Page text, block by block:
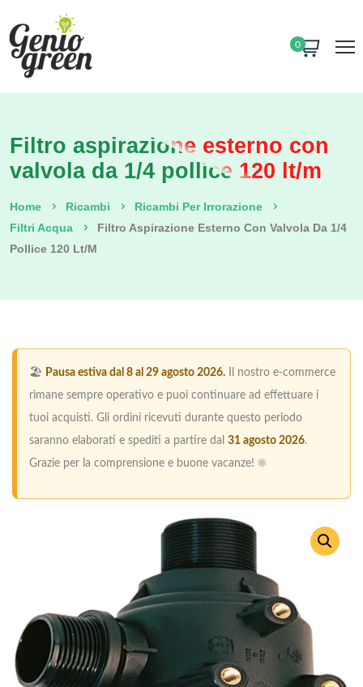
0
Filtro aspirazione esterno con
valvola da 1/4 pollice 120 lt/m
Home Ricambi
Ricambi Per Irrorazione
Filtri Acqua
Filtro Aspirazione Esterno Con Valvola Da 1/4
Pollice 120 Lt/m
🏖️ Pausa estiva dal 8 al 29 agosto 2026. Il nostro e-commerce
rimane sempre operativo e puoi continuare ad effettuare i
tuoi acquisti. Gli ordini ricevuti durante questo periodo
saranno elaborati e spediti a partire dal 31 agosto 2026.
Grazie per la comprensione e buone vacanze! ☀️